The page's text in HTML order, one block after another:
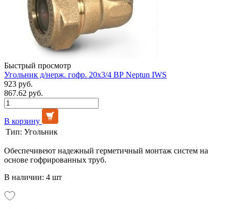
Быстрый просмотр
Угольник д/нерж. гофр. 20х3/4 ВР Neptun IWS
923 руб.
867.62 руб.
В корзину
Тип: Угольник
Обеспечивеют надежный герметичный монтаж систем на
основе гофрированных труб.
В наличии: 4 шт